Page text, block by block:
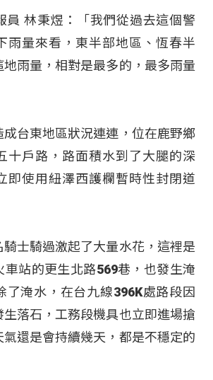
員 林秉煜：「我們從過去這個警
雨量來看，東半部地區、恆春半
雨量，相對是最多的，最多雨量
台東地區狀況連連，位在鹿野鄉
十戶路，路面積水到了大腿的深
即使用紐澤西護欄暫時性封閉道
士騎過激起了大量水花，這裡是
車站的更生北路569巷，也發生淹
了淹水，在台九線396K處路段因
落石，工務段機具也立即進場搶
還是會持續幾天，都是不穩定的